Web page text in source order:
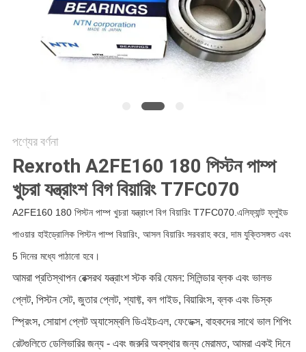
পণ্যের বর্ণনা
Rexroth A2FE160 180 পিস্টন পাম্প
খুচরা যন্ত্রাংশ বিগ বিয়ারিং T7FC070
A2FE160 180 পিস্টন পাম্প খুচরা যন্ত্রাংশ বিগ বিয়ারিং T7FC070.এলিফ্যান্ট ফ্লুইড
পাওয়ার হাইড্রোলিক পিস্টন পাম্প বিয়ারিং, আসল বিয়ারিং সরবরাহ করে, দাম যুক্তিসঙ্গত এবং
5 দিনের মধ্যে পাঠানো হবে।
আমরা প্রতিস্থাপন রেক্সরথ যন্ত্রাংশ স্টক করি যেমন: সিলিন্ডার ব্লক এবং ভালভ
প্লেট, পিস্টন সেট, জুতার প্লেট, শ্যাফ্ট, বল গাইড, বিয়ারিংস, ব্লক এবং ডিস্ক
স্প্রিংস, সোয়াশ প্লেট অ্যাসেম্বলি ডিএইচএল, ফেডেক্স, বাহকদের সাথে ভাল শিপিং
রেটগুলিতে ডেলিভারির জন্য - এবং জরুরি অবস্থার জন্য মেরামত, আমরা একই দিনে